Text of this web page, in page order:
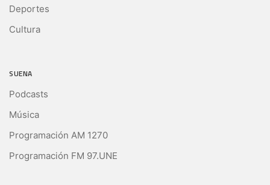
Deportes
Cultura
SUENA
Podcasts
Música
Programación AM 1270
Programación FM 97.UNE